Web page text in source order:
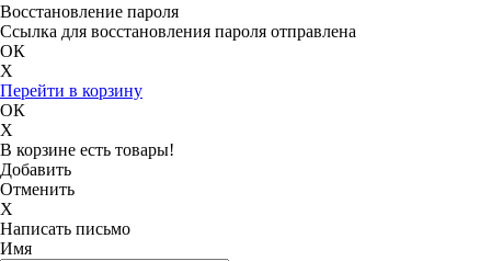
Восстановление пароля
Ссылка для восстановления пароля отправлена
ОК
X
Перейти в корзину
ОК
X
В корзине есть товары!
Добавить
Отменить
X
Написать письмо
Имя